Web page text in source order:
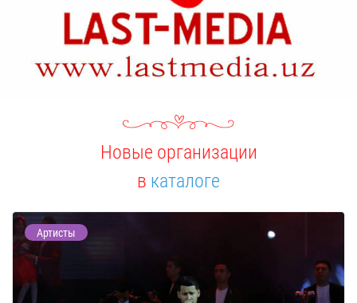
Новые организации
в каталоге
Артисты